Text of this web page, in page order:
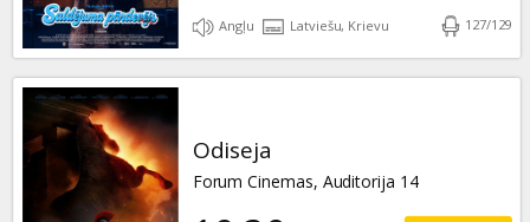
Angļu Latviešu, Krievu 127/129
Odiseja
Forum Cinemas, Auditorija 14